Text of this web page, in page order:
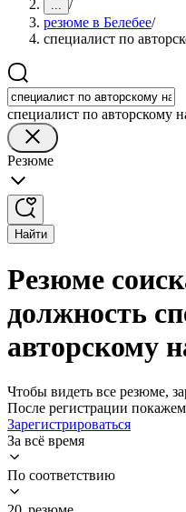
... /
резюме в Белебее/
специалист по
специалист по авторскому
Резюме
Найти
Резюме
должность
авторскому
Чтобы видеть все резюме,
После регистрации
Зарегистрироваться
За всё время
По соответствию